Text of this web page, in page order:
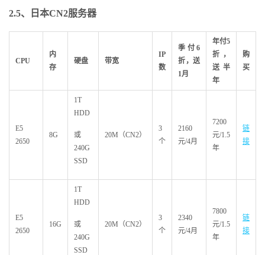
2.5、日本CN2服务器
CPU
内
存
硬盘 带宽
IP
数
季付6
折，送
1 月
年付5
折，
送半
年
购
买
E5
2650
8G
1T
HDD
或
240G
SSD
20M（CN2）
3
个
2160
元/4月
7200
元/1.5
年
链
接
E5
2650
16G
1T
HDD
或
240G
SSD
20M（CN2）
3
个
2340
元/4月
7800
元/1.5
年
链
接